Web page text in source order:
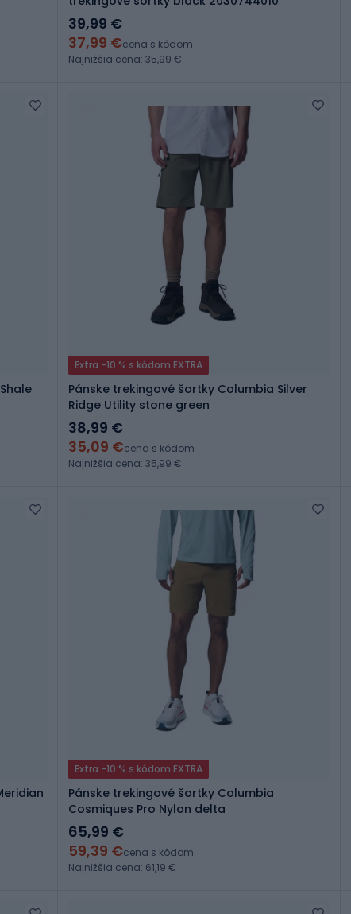
39,99 €
37,99 €cena s kódom
Najnižšia cena: 35,99 €
Extra -10 % s kódom EXTRA
Pánske trekingové šortky Columbia Silver
Ridge Utility stone green
38,99 €
35,09 €cena s kódom
Najnižšia cena: 35,99 €
Extra -10 % s kódom EXTRA
Pánske trekingové šortky Columbia
Cosmiques Pro Nylon delta
65,99 €
59,39 €cena s kódom
Najnižšia cena: 61,19 €